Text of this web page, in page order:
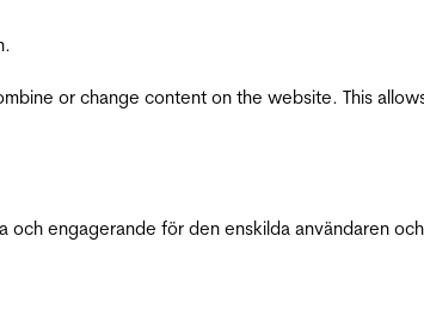
or change content on the website. This
engagerande för den enskilda användaren